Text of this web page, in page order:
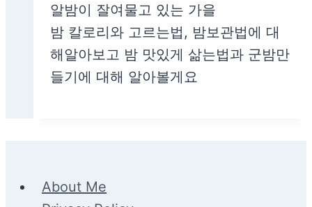
알밤이 잘여물고 있는 가을
밤 칼로리와 고르는법, 밤보관법에 대
해알아보고 밤 맛있게 삶는법과 군밤만
들기에 대해 알아볼게요
About Me